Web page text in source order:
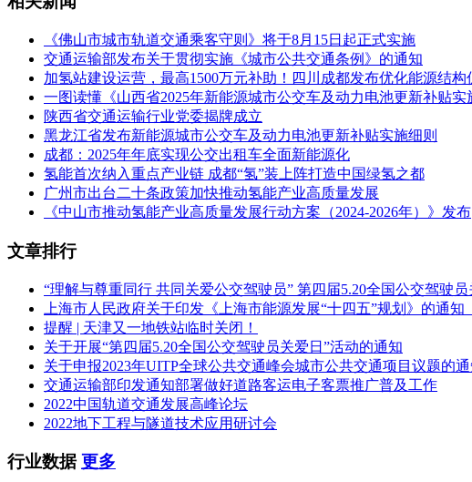
《佛山市城市轨道交通乘客守则》将于8月15日起正式实施
交通运输部发布关于贯彻实施《城市公共交通条例》的通知
加氢站建设运营，最高1500万元补助！四川成都发布优化能源结
一图读懂《山西省2025年新能源城市公交车及动力电池更新补贴实
陕西省交通运输行业党委揭牌成立
黑龙江省发布新能源城市公交车及动力电池更新补贴实施细则
成都：2025年年底实现公交出租车全面新能源化
氢能首次纳入重点产业链 成都“氢”装上阵打造中国绿氢之都
广州市出台二十条政策加快推动氢能产业高质量发展
《中山市推动氢能产业高质量发展行动方案（2024-2026年）》发布
文章排行
“理解与尊重同行 共同关爱公交驾驶员” 第四届5.20全国公交驾驶
上海市人民政府关于印发《上海市能源发展“十四五”规划》的通知
提醒 | 天津又一地铁站临时关闭！
关于开展“第四届5.20全国公交驾驶员关爱日”活动的通知
关于申报2023年UITP全球公共交通峰会城市公共交通项目议题的通
交通运输部印发通知部署做好道路客运电子客票推广普及工作
2022中国轨道交通发展高峰论坛
2022地下工程与隧道技术应用研讨会
行业数据更多